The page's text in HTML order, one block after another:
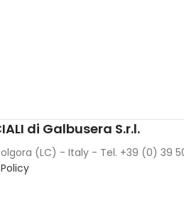
di Galbusera S.r.l.
(LC) - Italy - Tel. +39 (0) 39